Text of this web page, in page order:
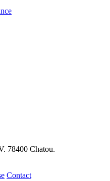
78400 Chatou.
Contact